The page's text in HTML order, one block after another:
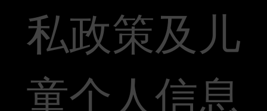
私政策及儿
童个人信息